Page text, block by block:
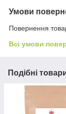
Умови
Повернення
Всі умови
Подібні